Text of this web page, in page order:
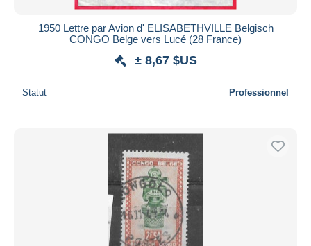
1950 Lettre par Avion d' ELISABETHVILLE Belgisch
CONGO Belge vers Lucé (28 France)
± 8,67 $US
Statut Professionnel